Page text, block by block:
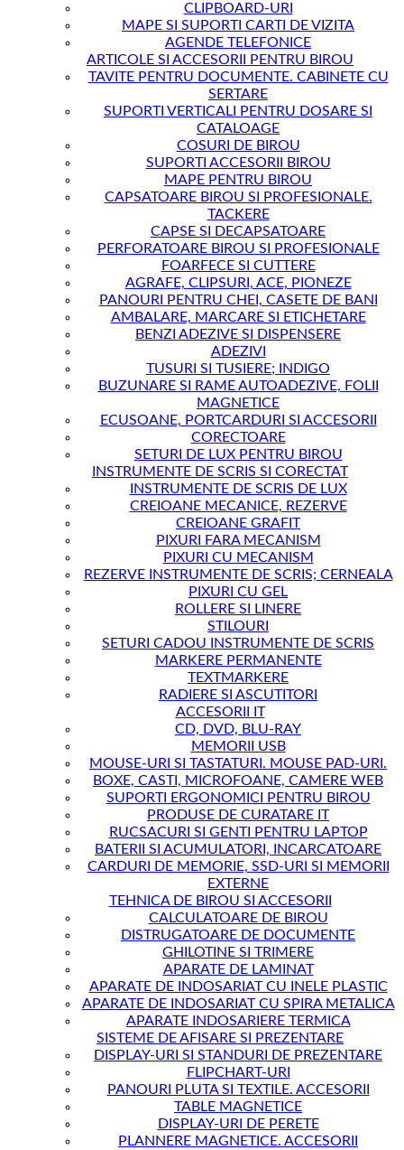
CLIPBOARD-URI
MAPE SI SUPORTI CARTI DE VIZITA
AGENDE TELEFONICE
ARTICOLE SI ACCESORII PENTRU BIROU
TAVITE PENTRU DOCUMENTE. CABINETE CU
SERTARE
SUPORTI VERTICALI PENTRU DOSARE SI
CATALOAGE
COSURI DE BIROU
SUPORTI ACCESORII BIROU
MAPE PENTRU BIROU
CAPSATOARE BIROU SI PROFESIONALE.
TACKERE
CAPSE SI DECAPSATOARE
PERFORATOARE BIROU SI PROFESIONALE
FOARFECE SI CUTTERE
AGRAFE, CLIPSURI, ACE, PIONEZE
PANOURI PENTRU CHEI, CASETE DE BANI
AMBALARE, MARCARE SI ETICHETARE
BENZI ADEZIVE SI DISPENSERE
ADEZIVI
TUSURI SI TUSIERE; INDIGO
BUZUNARE SI RAME AUTOADEZIVE, FOLII
MAGNETICE
ECUSOANE, PORTCARDURI SI ACCESORII
CORECTOARE
SETURI DE LUX PENTRU BIROU
INSTRUMENTE DE SCRIS SI CORECTAT
INSTRUMENTE DE SCRIS DE LUX
CREIOANE MECANICE, REZERVE
CREIOANE GRAFIT
PIXURI FARA MECANISM
PIXURI CU MECANISM
REZERVE INSTRUMENTE DE SCRIS; CERNEALA
PIXURI CU GEL
ROLLERE SI LINERE
STILOURI
SETURI CADOU INSTRUMENTE DE SCRIS
MARKERE PERMANENTE
TEXTMARKERE
RADIERE SI ASCUTITORI
ACCESORII IT
CD, DVD, BLU-RAY
MEMORII USB
MOUSE-URI SI TASTATURI. MOUSE PAD-URI.
BOXE, CASTI, MICROFOANE, CAMERE WEB
SUPORTI ERGONOMICI PENTRU BIROU
PRODUSE DE CURATARE IT
RUCSACURI SI GENTI PENTRU LAPTOP
BATERII SI ACUMULATORI, INCARCATOARE
CARDURI DE MEMORIE, SSD-URI SI MEMORII
EXTERNE
TEHNICA DE BIROU SI ACCESORII
CALCULATOARE DE BIROU
DISTRUGATOARE DE DOCUMENTE
GHILOTINE SI TRIMERE
APARATE DE LAMINAT
APARATE DE INDOSARIAT CU INELE PLASTIC
APARATE DE INDOSARIAT CU SPIRA METALICA
APARATE INDOSARIERE TERMICA
SISTEME DE AFISARE SI PREZENTARE
DISPLAY-URI SI STANDURI DE PREZENTARE
FLIPCHART-URI
PANOURI PLUTA SI TEXTILE. ACCESORII
TABLE MAGNETICE
DISPLAY-URI DE PERETE
PLANNERE MAGNETICE. ACCESORII